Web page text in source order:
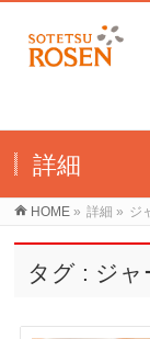
詳細
HOME » 詳細 » ジ
タグ : ジャ